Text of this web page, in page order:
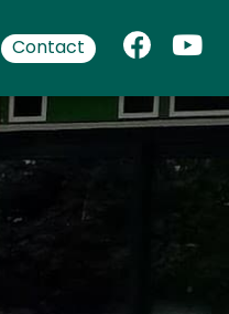
Contact